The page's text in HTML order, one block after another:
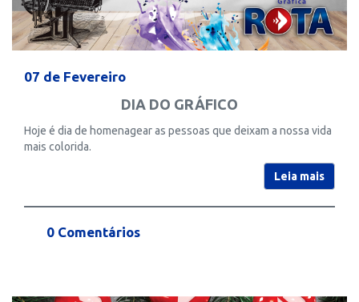
07 de Fevereiro
DIA DO GRÁFICO
Hoje é dia de homenagear as pessoas que deixam a nossa vida
mais colorida.
Leia mais
0 Comentários